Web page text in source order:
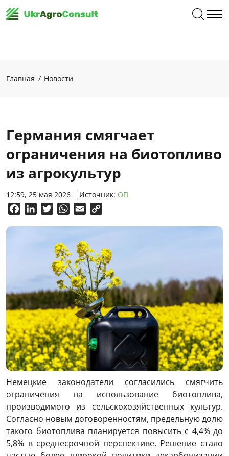
Главная Новости
Германия смягчает
ограничения на биотопливо
из агрокультур
12:59, 25 мая 2026 Источник: OFI
FacebookLinkedInTwitterWhatsApp
Email
Немецкие законодатели согласились смягчить
ограничения на использование биотоплива,
производимого из сельскохозяйственных культур.
Согласно новым договоренностям, предельную долю
такого биотоплива планируется повысить с 4,4% до
5,8% в среднесрочной перспективе. Решение стало